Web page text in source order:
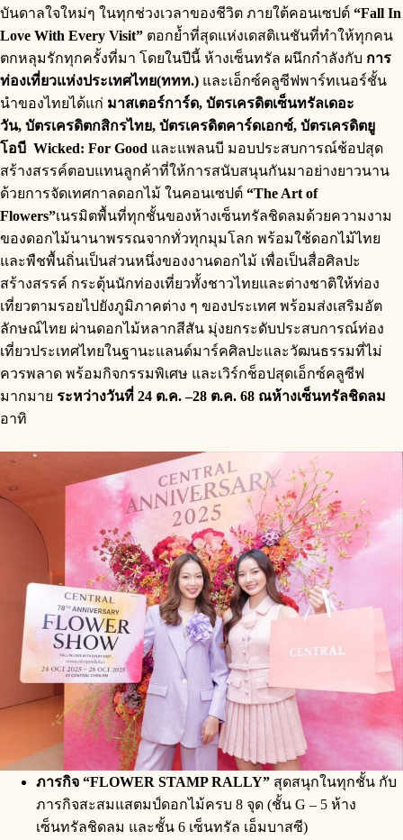
บันดาลใจใหม่ๆ ในทุกช่วงเวลาของชีวิต ภายใต้คอนเซปต์ “Fall In
Love With Every Visit” ตอกย้ำที่สุดแห่งเดสติเนชันที่ทำให้ทุกคน
ตกหลุมรักทุกครั้งที่มา โดยในปีนี้ ห้างเซ็นทรัล ผนึกกำลังกับ การ
ท่องเที่ยวแห่งประเทศไทย(ททท.) และเอ็กซ์คลูซีฟพาร์ทเนอร์ชั้น
นำของไทยได้แก่ มาสเตอร์การ์ด, บัตรเครดิตเซ็นทรัลเดอะ
วัน, บัตรเครดิตกสิกรไทย, บัตรเครดิตคาร์ดเอกซ์, บัตรเครดิตยู
โอบี Wicked: For Good และแพลนบี มอบประสบการณ์ช้อปสุด
สร้างสรรค์ตอบแทนลูกค้าที่ให้การสนับสนุนกันมาอย่างยาวนาน
ด้วยการจัดเทศกาลดอกไม้ ในคอนเซปต์ “The Art of
Flowers”เนรมิตพื้นที่ทุกชั้นของห้างเซ็นทรัลชิดลมด้วยความงาม
ของดอกไม้นานาพรรณจากทั่วทุกมุมโลก พร้อมใช้ดอกไม้ไทย
และพืชพื้นถิ่นเป็นส่วนหนึ่งของงานดอกไม้ เพื่อเป็นสื่อศิลปะ
สร้างสรรค์ กระตุ้นนักท่องเที่ยวทั้งชาวไทยและต่างชาติให้ท่อง
เที่ยวตามรอยไปยังภูมิภาคต่าง ๆ ของประเทศ พร้อมส่งเสริมอัต
ลักษณ์ไทย ผ่านดอกไม้หลากสีสัน มุ่งยกระดับประสบการณ์ท่อง
เที่ยวประเทศไทยในฐานะแลนด์มาร์คศิลปะและวัฒนธรรมที่ไม่
ควรพลาด พร้อมกิจกรรมพิเศษ และเวิร์กช็อปสุดเอ็กซ์คลูซีฟ
มากมาย ระหว่างวันที่ 24 ต.ค. –28 ต.ค. 68 ณห้างเซ็นทรัลชิดลม
อาทิ
ภารกิจ “FLOWER STAMP RALLY” สุดสนุกในทุกชั้น กับ
ภารกิจสะสมแสตมป์ดอกไม้ครบ 8 จุด (ชั้น G – 5 ห้าง
เซ็นทรัลชิดลม และชั้น 6 เซ็นทรัล เอ็มบาสซี)